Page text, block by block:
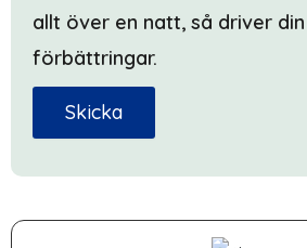
allt över en natt, så driver
förbättringar.
Skicka